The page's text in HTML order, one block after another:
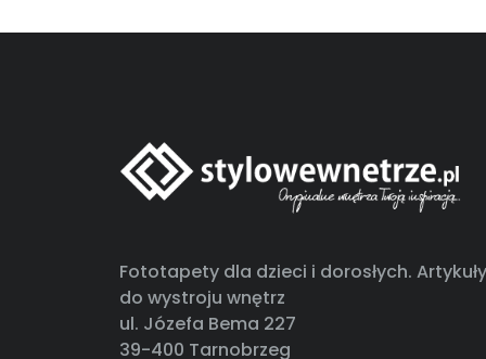
Fototapety dla dzieci i dorosłych. Artykuły
do wystroju wnętrz
ul. Józefa Bema 227
39-400 Tarnobrzeg